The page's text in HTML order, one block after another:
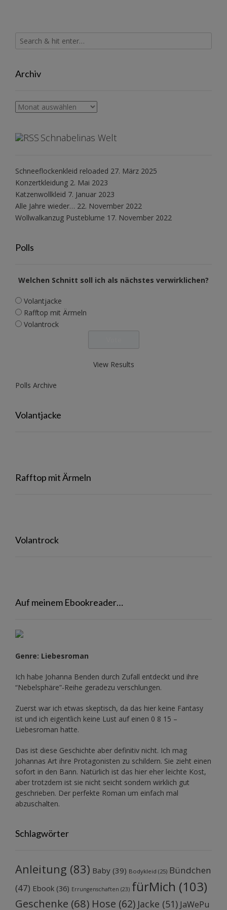
Archiv
Archiv
Schnabelinas Welt
Schneeflockenkleid reloaded 27. März 2025
Konzertkleidung 2. Mai 2023
Katzenwollkleid 7. Januar 2023
Alle Jahre wieder… 22. November 2022
Wollwalkanzug Pusteblume 17. November 2022
Polls
Welchen Schnitt soll ich als nächstes verwirklichen?
Volantjacke
Rafftop mit Ärmeln
Volantrock
View Results
Polls Archive
Volantjacke
Rafftop mit Ärmeln
Volantrock
Auf meinem Ebookreader…
Genre: Liebesroman
Ich habe Johanna Benden durch Zufall entdeckt und ihre
“Nebelsphäre”-Reihe geradezu verschlungen.
Zuerst war ich etwas skeptisch, da das hier keine Fantasy
ist und ich eigentlich keine Lust auf einen 0 8 15 –
Liebesroman hatte.
Das ist diese Geschichte aber definitiv nicht. Ich mag
Johannas Art ihre Protagonisten zu schildern. Sie zieht einen
sofort in den Bann. Natürlich ist das hier eher leichte Kost,
aber trotzdem ist sie nicht seicht sondern wirklich gut
geschrieben. Der perfekte Roman um einfach mal
abzuschalten.
Schlagwörter
Anleitung (83) Baby (39) Bodykleid (25) Bündchen
(47) Ebook (36) Errungenschaften (23) fürMich (103)
Geschenke (68) Hose (62) Jacke (51) JaWePu